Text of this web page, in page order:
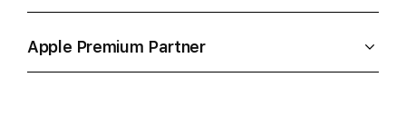
Apple Premium Partner